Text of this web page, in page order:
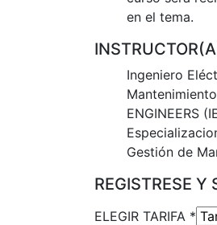
en el tema.
Ingeniero
ENGINEERS
Gestión de
REGISTRESE Y
ELEGIR TARIFA *